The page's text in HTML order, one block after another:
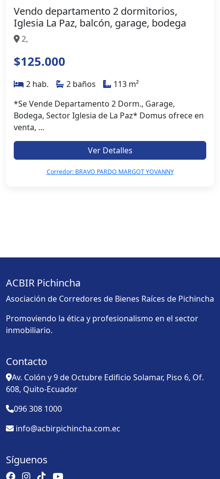
Vendo departamento 2 dormitorios,
Iglesia La Paz, balcón, garage, bodega
2,
$125.000
2 hab. 2 baños
113 m²
*Se Vende Departamento 2 Dorm., Garage,
Bodega, Sector Iglesia de La Paz* Domus ofrece en
venta, ...
Ver Detalles
Corredor: BRAVO PARDO MARGOT YOVANNY
ACBIR Pichincha
Asociación de Corredores de Bienes Raíces de Pichincha
Promoviendo la ética y profesionalismo en el sector
inmobiliario.
Contacto
Av. Colón y 9 de Octubre Edificio Solamar, Piso 6, Of.
608, Quito-Ecuador
096 308 1000
info@acbirpichincha.com.ec
Síguenos